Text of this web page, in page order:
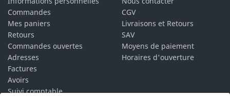
Commandes
Mes paniers
Retours
Commandes ouvertes
Adresses
Factures
Avoirs
Suivi comptable
CGV
Livraisons et Retours
SAV
Moyens de paiement
Horaires d'ouverture